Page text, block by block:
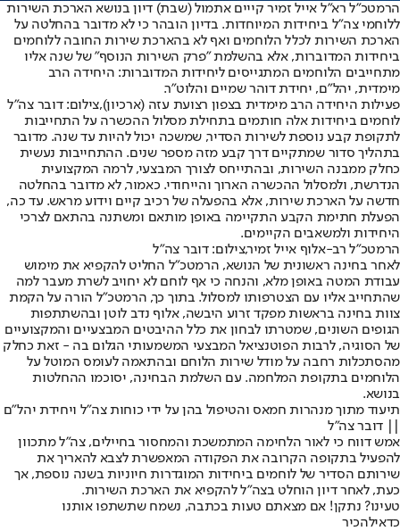
הרמטכ״ל רא"ל אייל זמיר קייים אתמול (שבת) דיון בנושא הארכת השירות
ללוחמי צה"ל ביחידות המיוחדות. בדיון הובהר כי לא מדובר בהחלטה על
הארכת השירות לכלל הלוחמים ואף לא בהארכת שירות החובה ללוחמים
ביחידות המדוברות, אלא בהשלמת "פרק השירות הנוסף" של שנה אליו
מתחייבים הלוחמים המתגייסים ליחידות המדוברות: היחידה הרב
מימדית, יהל"ם, יחידת דוהר שמיים והלוט"ר.
פעילות היחידה הרב מימדית בצפון רצועת עזה (ארכיון),צילום: דובר צה"ל
לוחמים ביחידות אלה חותמים בתחילת מסלול ההכשרה על התחייבות
לתקופת קבע נוספת לשירות הסדיר, שמשכה יכול להיות עד שנה. מדובר
בתהליך סדור שמתקיים דרך קבע מזה מספר שנים. ההתחייבות נעשית
כחלק ממבנה השירות, ובהתייחס לצורך המבצעי, לרמה המקצועית
הנדרשת, ולמסלול ההכשרה הארוך והייחודי. כאמור, לא מדובר בהחלטה
חדשה על הארכת שירות, אלא בהפעלה של רכיב קיים וידוע מראש. עד כה,
הפעלת חתימת הקבע התקיימה באופן מותאם ומשתנה בהתאם לצרכי
היחידות ולמשאבים הקיימים.
הרמטכ"ל רב-אלוף אייל זמיר,צילום: דובר צה"ל
לאחר בחינה ראשונית של הנושא, הרמטכ”ל החליט להקפיא את מימוש
עבודת המטה באופן מלא, והנחה כי אף לוחם לא יחויב לשרת מעבר למה
שהתחייב אליו עם הצטרפותו למסלול. בתוך כך, הרמטכ”ל הורה על הקמת
צוות בחינה בראשות מפקד זרוע היבשה, אלוף נדב לוטן ובהשתתפות
הגופים השונים, שמטרתו לבחון את כלל ההיבטים המבצעיים והמקצועיים
של הסוגיה, לרבות הפוטנציאל המבצעי המשמעותי הגלום בה - זאת כחלק
מהסתכלות רחבה על מודל שירות הלוחם ובהתאמה לעומס המוטל על
הלוחמים בתקופת המלחמה. עם השלמת הבחינה, יסוכמו ההחלטות
בנושא.
תיעוד מתוך מנהרות חמאס והטיפול בהן על ידי כוחות צה"ל ויחידת יהל"ם
|| דובר צה"ל
אמש דווח כי לאור הלחימה המתמשכת והמחסור בחיילים, צה"ל מתכוון
להפעיל בתקופה הקרובה את הפקודה המאפשרת לצבא להאריך את
שירותם הסדיר של לוחמים ביחידות המוגדרות חיוניות בשנה נוספת, אך
כעת, לאחר דיון הוחלט בצה"ל להקפיא את הארכת השירות.
טעינו? נתקן! אם מצאתם טעות בכתבה, נשמח שתשתפו אותנו
כדאילהכיר